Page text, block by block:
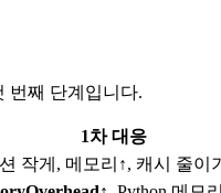
번째 단계입니다.
1차 대응
작게, 메모리↑, 캐시 줄이기